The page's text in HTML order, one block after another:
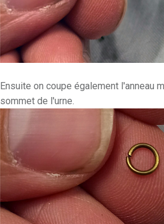
Ensuite on coupe également l'anneau
sommet de l'urne.